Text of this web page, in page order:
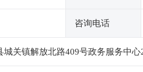
咨询电话
城关镇解放北路409号政务服务中心